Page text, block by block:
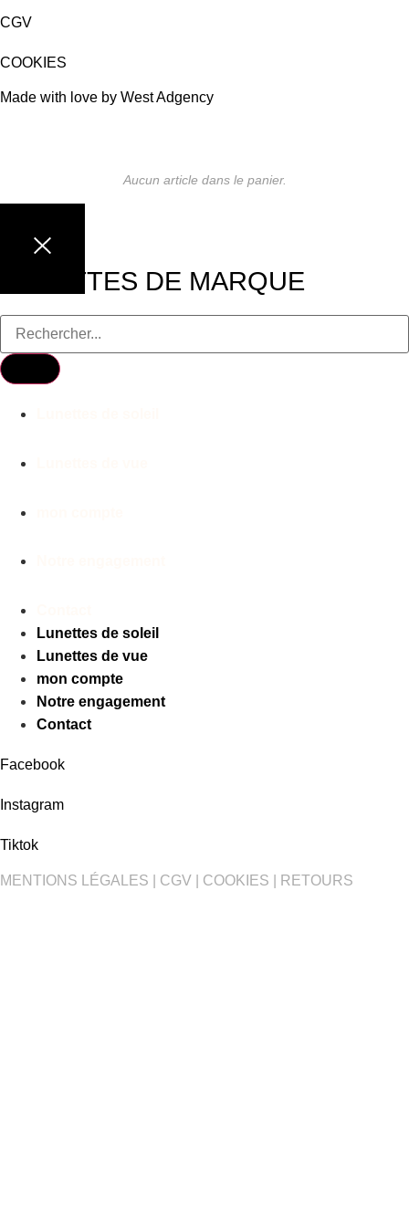
CGV
COOKIES
Made with love by West Adgency
Aucun article dans le panier.
LUNETTES DE MARQUE
Lunettes de soleil
Lunettes de vue
mon compte
Notre engagement
Contact
Facebook
Instagram
Tiktok
MENTIONS LÉGALES CGV COOKIES RETOURS